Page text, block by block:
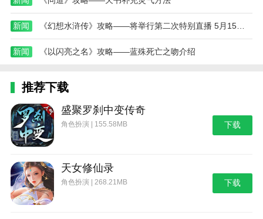
前期不推荐发展近战或前排英雄，前期的蓝色与绿
色英雄升级到60或80级即可。
紫色英雄很难获得，这也是氪金玩家和零氪玩家最
主要的区别之一。发展紫色英雄的唯一的方式是英雄祭
送绿币450三连抽。当你拥有了石像鬼或暴风赤红以
4、科技：
科技指步兵等级，飞机等级等。科技对于零氪新手
是零氪玩家提升英雄战斗力最快的手段!
只推荐升级的四个科技是：1步兵，2轻型履带车，
新闻 《幻想水浒传》攻略——将举行第二次特别直播 5月15日开启
新闻 《以闪亮之名》攻略——蓝殊死亡之吻介绍
推荐下载
盛聚罗刹中变传奇
角色扮演 | 155.58MB 下载
天女修仙录
角色扮演 | 268.21MB 下载